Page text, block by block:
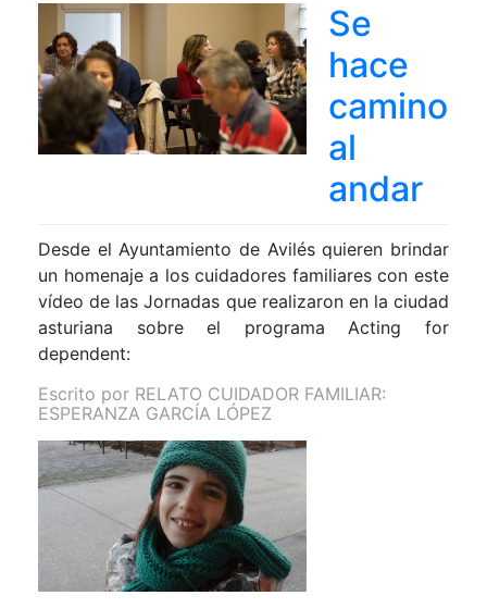
Se
hace
camino
al
andar
Desde el Ayuntamiento de Avilés quieren brindar
un homenaje a los cuidadores familiares con este
vídeo de las Jornadas que realizaron en la ciudad
asturiana sobre el programa Acting for
dependent:
Escrito por RELATO CUIDADOR FAMILIAR:
ESPERANZA GARCÍA LÓPEZ